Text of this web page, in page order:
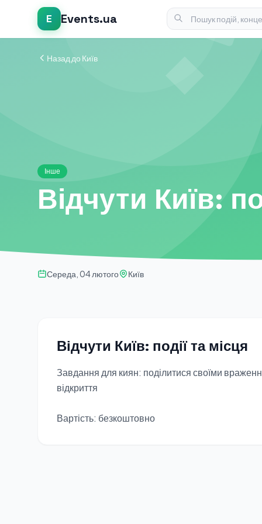
E Events.ua
Назад до Київ
Інше
Відчути Київ:
Середа, 04 лютого Київ
Відчути Київ: події та місця
Завдання для киян: поділитися своїми
відкриття
Вартість: безкоштовно